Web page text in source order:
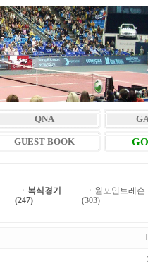
QNA
GUEST BOOK
ㆍ 복식경기
(247)
ㆍ 원포인트레슨
(303)